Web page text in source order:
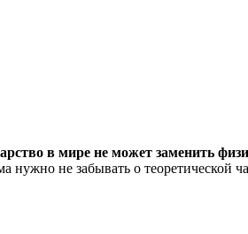
в мире не может заменить
нужно не забывать о теоретической